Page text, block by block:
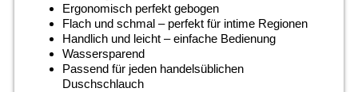
Ergonomisch perfekt gebogen
Flach und schmal – perfekt für intime Regionen
Handlich und leicht – einfache Bedienung
Wassersparend
Passend für jeden handelsüblichen
Duschschlauch